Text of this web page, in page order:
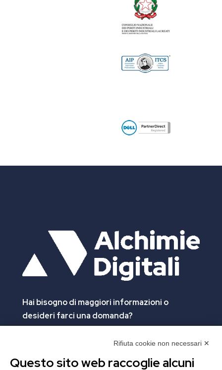
Hai bisogno di maggiori informazioni o
desideri farci una domanda?
Clicca e compila il form. Verrai contattato
Contattaci
Rifiuta cookie non necessari ✕
Questo sito web raccoglie alcuni